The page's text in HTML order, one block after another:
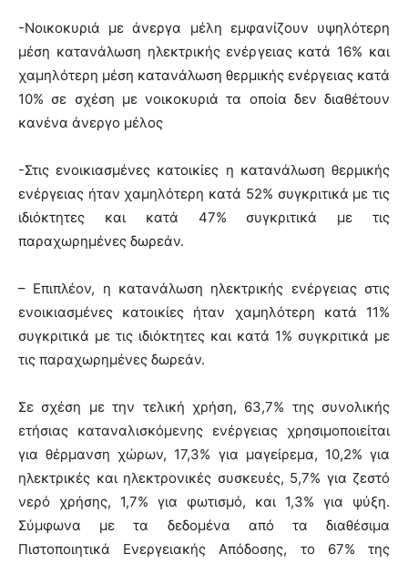
-Νοικοκυριά με άνεργα μέλη εμφανίζουν υψηλότερη
μέση κατανάλωση ηλεκτρικής ενέργειας κατά 16% και
χαμηλότερη μέση κατανάλωση θερμικής ενέργειας κατά
10% σε σχέση με νοικοκυριά τα οποία δεν διαθέτουν
κανένα άνεργο μέλος
-Στις ενοικιασμένες κατοικίες η κατανάλωση θερμικής
ενέργειας ήταν χαμηλότερη κατά 52% συγκριτικά με τις
ιδιόκτητες και κατά 47% συγκριτικά με τις
παραχωρημένες δωρεάν.
– Επιπλέον, η κατανάλωση ηλεκτρικής ενέργειας στις
ενοικιασμένες κατοικίες ήταν χαμηλότερη κατά 11%
συγκριτικά με τις ιδιόκτητες και κατά 1% συγκριτικά με
τις παραχωρημένες δωρεάν.
Σε σχέση με την τελική χρήση, 63,7% της συνολικής
ετήσιας καταναλισκόμενης ενέργειας χρησιμοποιείται
για θέρμανση χώρων, 17,3% για μαγείρεμα, 10,2% για
ηλεκτρικές και ηλεκτρονικές συσκευές, 5,7% για ζεστό
νερό χρήσης, 1,7% για φωτισμό, και 1,3% για ψύξη.
Σύμφωνα με τα δεδομένα από τα διαθέσιμα
Πιστοποιητικά Ενεργειακής Απόδοσης, το 67% της